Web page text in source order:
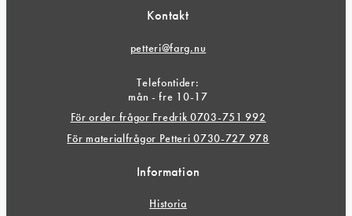
Kontakt
petteri@farg.nu
Telefontider:
mån - fre 10-17
För order frågor Fredrik 0703-751 992
För materialfrågor Petteri 0730-727 978
Information
Historia